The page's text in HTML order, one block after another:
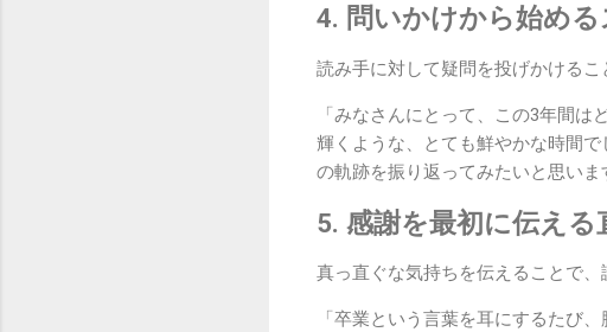
4. 問いかけから始め
読み手に対して疑問を投げかけるこ
「みなさんにとって、この3年間
輝くような、とても鮮やかな時間
の軌跡を振り返ってみたいと思いま
5. 感謝を最初に伝える
真っ直ぐな気持ちを伝えることで
「卒業という言葉を耳にするたび